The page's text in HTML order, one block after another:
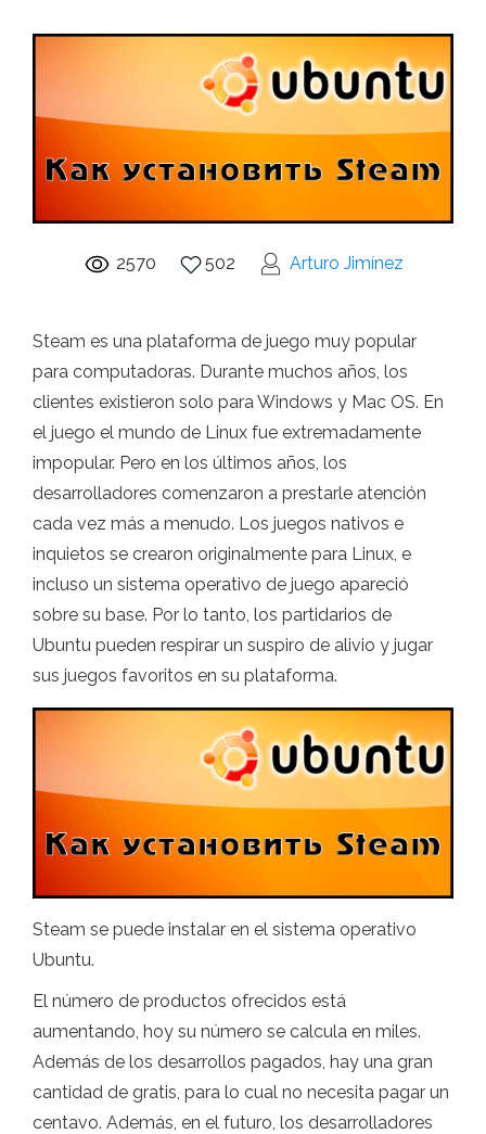
2570 502 Arturo Jimínez
Steam es una plataforma de juego muy popular
para computadoras. Durante muchos años, los
clientes existieron solo para Windows y Mac OS. En
el juego el mundo de Linux fue extremadamente
impopular. Pero en los últimos años, los
desarrolladores comenzaron a prestarle atención
cada vez más a menudo. Los juegos nativos e
inquietos se crearon originalmente para Linux, e
incluso un sistema operativo de juego apareció
sobre su base. Por lo tanto, los partidarios de
Ubuntu pueden respirar un suspiro de alivio y jugar
sus juegos favoritos en su plataforma.
Steam se puede instalar en el sistema operativo
Ubuntu.
El número de productos ofrecidos está
aumentando, hoy su número se calcula en miles.
Además de los desarrollos pagados, hay una gran
cantidad de gratis, para lo cual no necesita pagar un
centavo. Además, en el futuro, los desarrolladores